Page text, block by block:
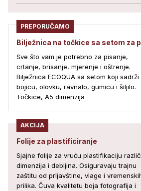
PREPORUČAMO
Bilježnica na točkice sa setom za
Sve što vam je potrebno za pisanje,
crtanje, brisanje, mjerenje i oštrenje.
Bilježnica ECOQUA sa setom koji sadrži
bojicu, olovku, ravnalo, gumicu i šiljilo.
Točkice, A5 dimenzija
AKCIJA
Folije za plastificiranje
Sjajne folije za vruću plastifikaciju
dimenzija i debljina. Osiguravaju trajnu
zaštitu od prljavštine, vlage i
prilika. Čuva kvalitetu boja fotografija i